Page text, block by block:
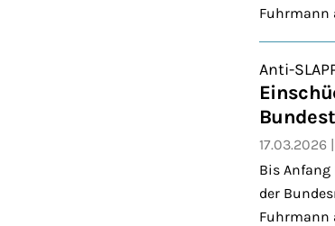
Fuhrmann
Anti-
17.03.2026
Bis
der
Fuhrmann